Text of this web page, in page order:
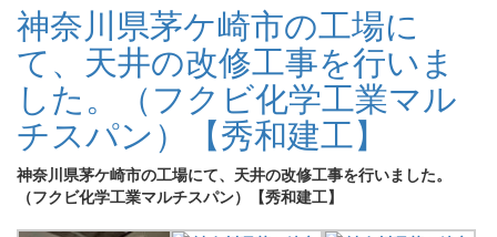
神奈川県茅ケ崎市の工場に
て、天井の改修工事を行いま
した。（フクビ化学工業マル
チスパン）【秀和建工】
神奈川県茅ケ崎市の工場にて、天井の改修工事を行いました。
（フクビ化学工業マルチスパン）【秀和建工】